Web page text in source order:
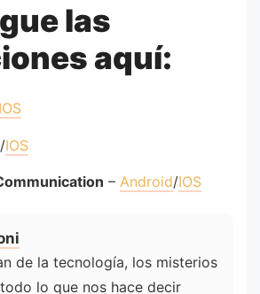
las
aquí:
IOS
/IOS
– Android/IOS
de la tecnología, los misterios
lo que nos hace decir